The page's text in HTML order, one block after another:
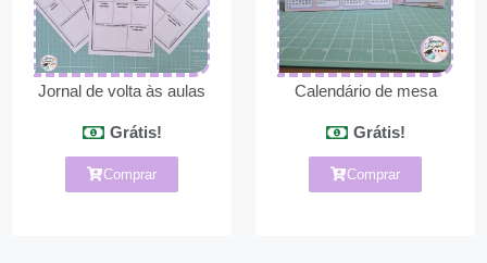
Jornal de volta às aulas
Grátis!
Comprar
Calendário de mesa
Grátis!
Comprar